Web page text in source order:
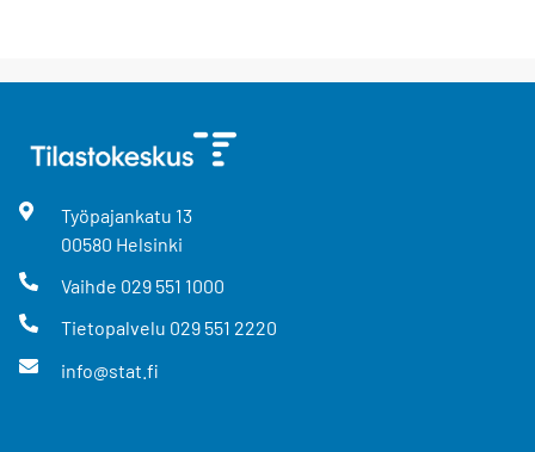
Työpajankatu 13
00580 Helsinki
Vaihde 029 551 1000
Tietopalvelu 029 551 2220
info@stat.fi